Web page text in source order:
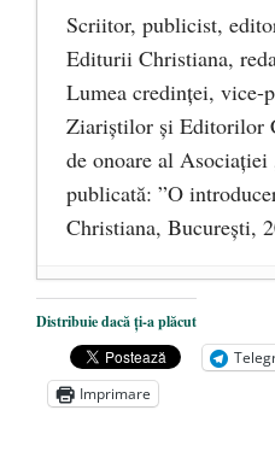
Scriitor, publicist,
Editurii Christiana,
Lumea credinţei, vice-
Ziariştilor şi Editorilor
de onoare al
publicată: ”O
Christiana, Bucureşti,
DANA KONYA-
VEȘNICĂ
ÎNĂLȚATU-S-A! -
Sic credo –
Distribuie dacă ți-a plăcut
Imprimare